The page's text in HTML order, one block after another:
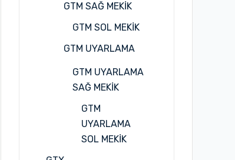
GTM SAĞ MEKİK
GTM SOL MEKİK
GTM UYARLAMA
GTM UYARLAMA
SAĞ MEKİK
GTM
UYARLAMA
SOL MEKİK